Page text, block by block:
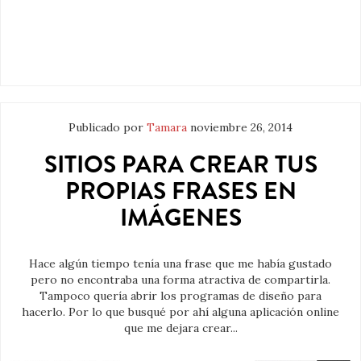
Publicado por Tamara noviembre 26, 2014
SITIOS PARA CREAR TUS
PROPIAS FRASES EN
IMÁGENES
Hace algún tiempo tenía una frase que me había gustado
pero no encontraba una forma atractiva de compartirla.
Tampoco quería abrir los programas de diseño para
hacerlo. Por lo que busqué por ahí alguna aplicación online
que me dejara crear...